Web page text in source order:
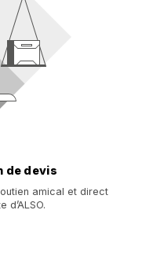
de devis
amical et direct
d’ALSO.